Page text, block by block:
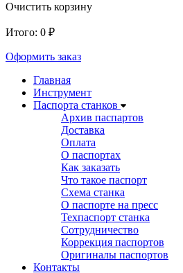
Очистить корзину
Итого: 0 ₽
Оформить заказ
Главная
Инструмент
Паспорта станков
Архив паспартов
Доставка
Оплата
О паспортах
Как заказать
Что такое паспорт
Схема станка
О паспорте на пресс
Техпаспорт станка
Сотрудничество
Коррекция паспортов
Оригиналы паспортов
Контакты